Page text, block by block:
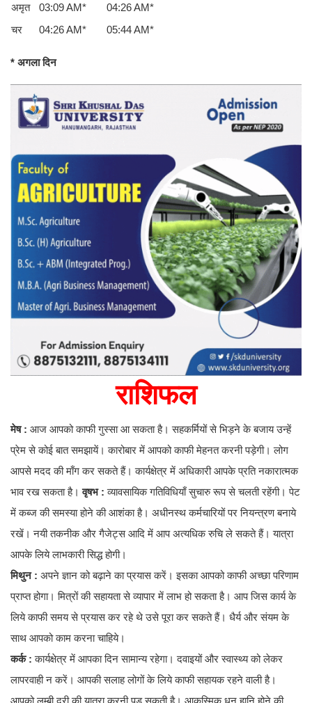
अमृत
03:09 AM*
04:26 AM*
चर
04:26 AM* 05:44 AM*
* अगला दिन
राशिफल
मेष : आज आपको काफी गुस्सा आ सकता है। सहकर्मियों से भिड़ने के बजाय उन्हें
प्रेम से कोई बात समझायें। कारोबार में आपको काफी मेहनत करनी पड़ेगी। लोग
आपसे मदद की माँग कर सकते हैं। कार्यक्षेत्र में अधिकारी आपके प्रति नकारात्मक
भाव रख सकता है।वृषभ : व्यावसायिक गतिविधियाँ सुचारु रूप से चलती रहेंगी। पेट
में कब्ज की समस्या होने की आशंका है। अधीनस्थ कर्मचारियों पर नियन्त्रण बनाये
रखें। नयी तकनीक और गैजेट्स आदि में आप अत्यधिक रुचि ले सकते हैं। यात्रा
आपके लिये लाभकारी सिद्ध होगी।
मिथुन : अपने ज्ञान को बढ़ाने का प्रयास करें। इसका आपको काफी अच्छा परिणाम
प्राप्त होगा। मित्रों की सहायता से व्यापार में लाभ हो सकता है। आप जिस कार्य के
लिये काफी समय से प्रयास कर रहे थे उसे पूरा कर सकते हैं। धैर्य और संयम के
साथ आपको काम करना चाहिये।
कर्क : कार्यक्षेत्र में आपका दिन सामान्य रहेगा। दवाइयों और स्वास्थ्य को लेकर
लापरवाही न करें। आपकी सलाह लोगों के लिये काफी सहायक रहने वाली है।